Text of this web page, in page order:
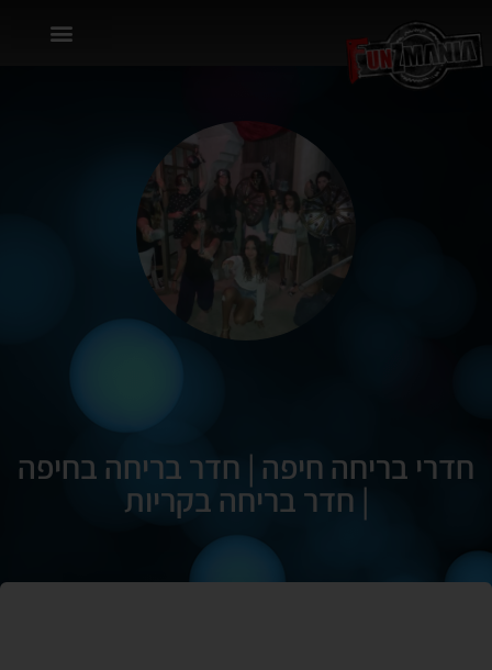
חדרי בריחה חיפה | חדר בריחה בחיפה
| חדר בריחה בקריות